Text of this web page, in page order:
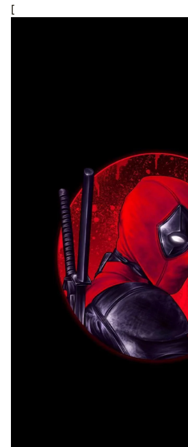
[